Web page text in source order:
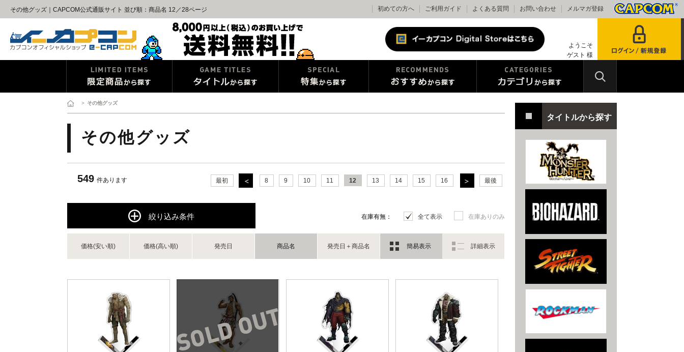
その他グッズ｜CAPCOM公式通販サイト 並び順：商品名 12／28ページ 初めての方へ ご利用ガイド よくある質問 お問い合わせ メルマガ登録
ようこそ
ゲスト 様
> その他グッズ
その他グッズ
549 件あります 最初 8 9 10 11 12 13 14 15 16 最後
絞り込み条件 在庫有無： 全て表示 在庫ありのみ
価格(安い順) 価格(高い順) 発売日 商品名 発売日＋商品名 簡易表示 詳細表示
タイトルから探す